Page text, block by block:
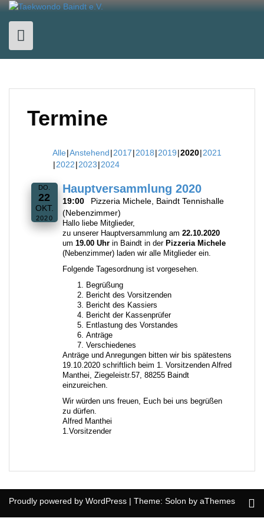
Skip
content
Termine
Alle Anstehend 2017 2018 2019 2020 2021
2022 2023 2024
DO.
22
OKT.
2020
Hauptversammlung 2020
19:00
Pizzeria Michele, Baindt Tennishalle
(Nebenzimmer)
Hallo liebe Mitglieder,
zu unserer Hauptversammlung am22.10.2020
um19.00 Uhr in Baindt in der Pizzeria Michele
(Nebenzimmer) laden wir alle Mitglieder ein.
Folgende Tagesordnung ist vorgesehen.
Begrüßung
Bericht des Vorsitzenden
Bericht des Kassiers
Bericht der Kassenprüfer
Entlastung des Vorstandes
Anträge
Verschiedenes
Anträge und Anregungen bitten wir bis spätestens
19.10.2020 schriftlich beim 1. Vorsitzenden Alfred
Manthei, Ziegeleistr.57, 88255 Baindt
einzureichen.
Wir würden uns freuen, Euch bei uns begrüßen
zu dürfen.
Alfred Manthei
1.Vorsitzender
Proudly powered by WordPress | Theme: Solon by aThemes